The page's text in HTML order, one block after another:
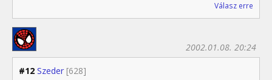
Válasz erre
#12 Szeder [628]
2002.01.08. 20:24